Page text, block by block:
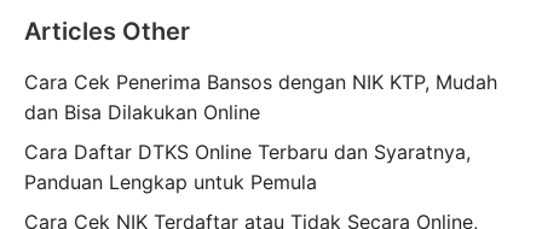
Articles Other
Cara Cek Penerima Bansos dengan NIK KTP, Mudah
dan Bisa Dilakukan Online
Cara Daftar DTKS Online Terbaru dan Syaratnya,
Panduan Lengkap untuk Pemula
Cara Cek NIK Terdaftar atau Tidak Secara Online,